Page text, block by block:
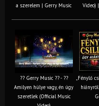
a szerelem | Gerry Music
Video)
?? Gerry Music ?? - ??
Amilyen hülye vagy, én úgy
szeretlek (Official Music
„Fénylő